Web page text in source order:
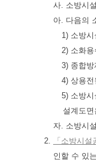
사. 소방시
아. 다음의
1) 소방
2) 소화
3) 종합
4) 상용
5) 소방
설계도
자. 소방시
2.
「소방시
인할 수 있